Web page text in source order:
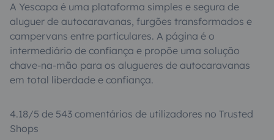
A Yescapa é uma plataforma simples e segura de
aluguer de autocaravanas, furgões transformados e
campervans entre particulares. A página é o
intermediário de confiança e propõe uma solução
chave-na-mão para os alugueres de autocaravanas
em total liberdade e confiança.
4.18/5 de 543 comentários de utilizadores no Trusted
Shops